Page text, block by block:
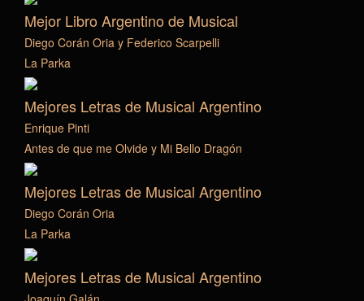
Mejor Libro Argentino de Musical
Diego Corán Oria y Federico Scarpelli
La Parka
Mejores Letras de Musical Argentino
Enrique Pinti
Antes de que me Olvide y Mi Bello Dragón
Mejores Letras de Musical Argentino
Diego Corán Oria
La Parka
Mejores Letras de Musical Argentino